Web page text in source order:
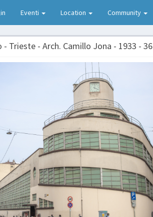
Eventi Location Community
Trieste - Arch. Camillo Jona - 1933 - 36